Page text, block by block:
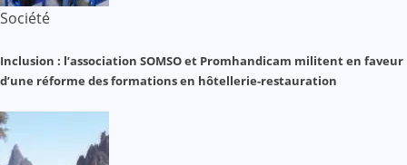
Société
Inclusion : l’association SOMSO et Promhandicam militent en faveur
d’une réforme des formations en hôtellerie-restauration